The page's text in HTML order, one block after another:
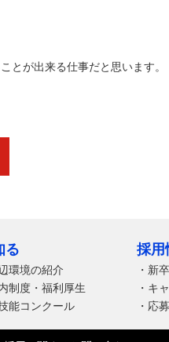
とが出来る仕事だと思います。
る
環境の紹介
制度・福利厚生
能コンクール
採用
・ 新
・ キ
・ 応